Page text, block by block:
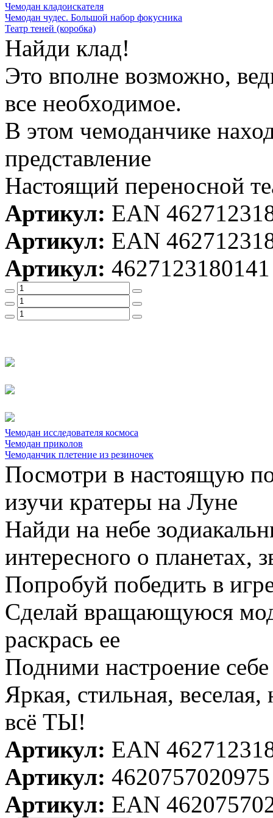
Чемодан кладоискателя
Чемодан чудес. Большой набор фокусника
Театр теней (коробка)
Найди клад!
Это вполне возможно,
все необходимое.
В этом чемоданчике
представление
Настоящий переносной
Артикул: EAN
Артикул: EAN
Артикул: 4627123180141
Чемодан исследователя космоса
Чемодан приколов
Чемоданчик плетение из резиночек
Посмотри в настоящую
изучи кратеры на Луне
Найди на небе
интересного о планетах,
Попробуй победить в
Сделай вращающуюся
раскрась ее
Подними настроение
Яркая, стильная, веселая,
всё ТЫ!
Артикул: EAN
Артикул: 4620757020975
Артикул: EAN